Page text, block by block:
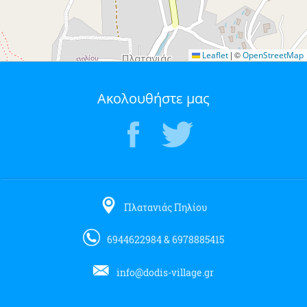
Leaflet | ©OpenStreetMap
Ακολουθήστε μας
Πλατανιάς Πηλίου
6944622984 & 6978885415
info@dodis-village.gr